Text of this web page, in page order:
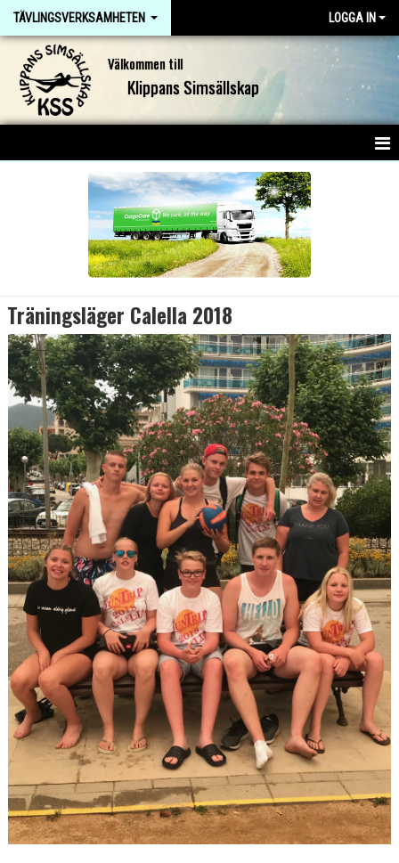
TÄVLINGSVERKSAMHETEN LOGGA IN
Klippans Simsällskap
Välkommen till
KONTAKT
TÄVLINGSREFERAT
BILDGALLERI
Träningsläger Calella 2018